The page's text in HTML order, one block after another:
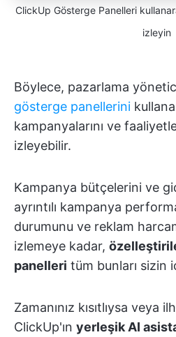
ClickUp Gösterge Panelleri
izleyin
Böylece, pazarlama
gösterge panellerini
kampanyalarını ve
izleyebilir.
Kampanya bütçelerini ve
ayrıntılı kampanya
durumunu ve reklam
izlemeye kadar,
panelleri tüm bunları sizin
Zamanınız kısıtlıysa veya
ClickUp'ın yerleşik AI